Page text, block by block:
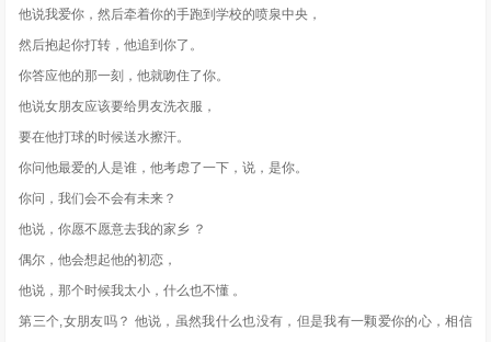
他说我爱你，然后牵着你的手跑到学校的喷泉中央，
然后抱起你打转，他追到你了。
你答应他的那一刻，他就吻住了你。
他说女朋友应该要给男友洗衣服，
要在他打球的时候送水擦汗。
你问他最爱的人是谁，他考虑了一下，说，是你。
你问，我们会不会有未来？
他说，你愿不愿意去我的家乡 ？
偶尔，他会想起他的初恋，
他说，那个时候我太小，什么也不懂 。
第三个,女朋友吗？ 他说，虽然我什么也没有，但是我有一颗爱你的心，相信